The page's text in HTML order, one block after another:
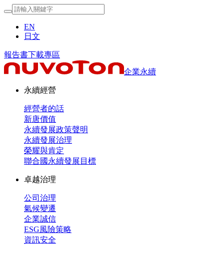
EN
日文
報告書下載專區
企業永續
永續經營
經營者的話
新唐價值
永續發展政策聲明
永續發展治理
榮耀與肯定
聯合國永續發展目標
卓越治理
公司治理
氣候變遷
企業誠信
ESG風險策略
資訊安全